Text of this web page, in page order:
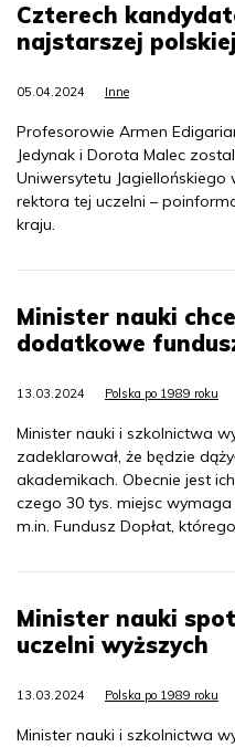
Czterech
najstarszej
05.04.2024 Inne
Profesorowie Armen
Jedynak i Dorota Malec
Uniwersytetu
rektora tej uczelni –
kraju.
Minister nauki
dodatkowe
13.03.2024 Polska po 1989 roku
Minister nauki i szkolnictwa
zadeklarował, że będzie
akademikach. Obecnie jest
czego 30 tys. miejsc
m.in. Fundusz Dopłat,
Minister nauki
uczelni wyższych
13.03.2024 Polska po 1989 roku
Minister nauki i szkolnictwa